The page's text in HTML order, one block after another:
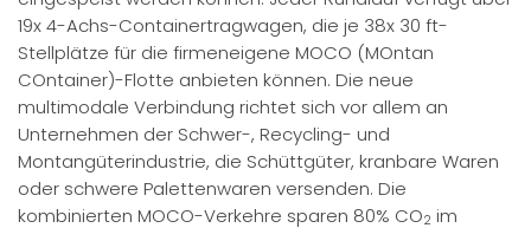
19x 4-Achs-Containertragwagen, die je 38x 30 ft-
Stellplätze für die firmeneigene MOCO (MOntan
COntainer)-Flotte anbieten können. Die neue
multimodale Verbindung richtet sich vor allem an
Unternehmen der Schwer-, Recycling- und
Montangüterindustrie, die Schüttgüter, kranbare Waren
oder schwere Palettenwaren versenden. Die
kombinierten MOCO-Verkehre sparen 80% CO2 im